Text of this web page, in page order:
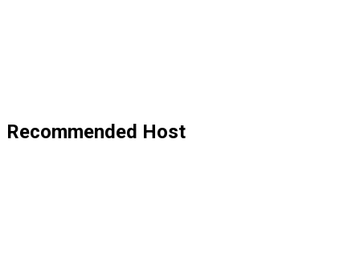
Recommended Host